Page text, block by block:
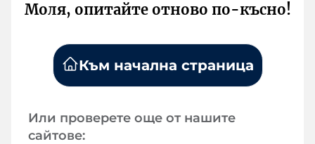
Моля, опитайте отново по-късно!
Към начална страница
Или проверете още от нашите
сайтове: